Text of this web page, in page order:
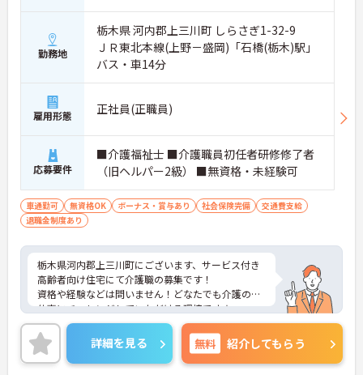
勤務地
栃木県 河内郡上三川町 しらさぎ1-32-9
ＪＲ東北本線(上野－盛岡)「石橋(栃木)駅」
バス・車14分
雇用形態 正社員(正職員)
応募要件
■介護福祉士 ■介護職員初任者研修修了者
（旧ヘルパー2級） ■無資格・未経験可
車通勤可 無資格OK ボーナス・賞与あり 社会保険完備
交通費支給
退職金制度あり
栃木県河内郡上三川町にございます、サービス付き
高齢者向け住宅にて介護職の募集です！
資格や経験などは問いません！どなたでも介護のお
仕事にチャレンジしていただける環境です★
賞与・昇給制度あり！頑張りをしっかりと評価して
いるので、モチベーションを保ちやすい環境です◎
ご興味のある方は、マイナビ介護職までお問い合わ
せください。
詳細を見る 無料 紹介してもらう